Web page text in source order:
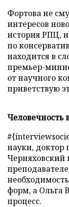
Фортова не
интересов
история РПЦ,
по
находится в
премьер-
от научного
приветствую
Человечность
науки, доктор
Черняховский
форм, а Ольга
процесс.